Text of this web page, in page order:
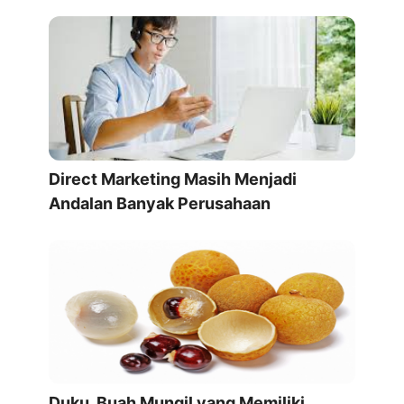
Direct Marketing Masih Menjadi
Andalan Banyak Perusahaan